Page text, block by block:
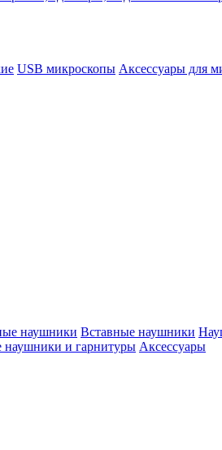
USB микроскопы Аксессуары для
наушники Вставные наушники
и гарнитуры Аксессуары